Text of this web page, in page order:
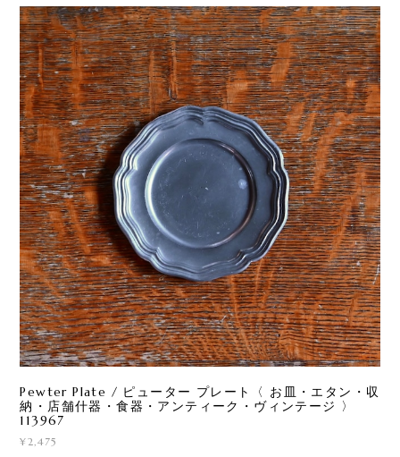
Pewter Plate / ピューター プレート〈 お皿・エタン・収
納・店舗什器・食器・アンティーク・ヴィンテージ 〉
113967
¥2,475